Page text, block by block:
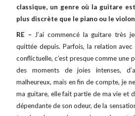
classique, un genre où la guitare
plus discrète que le piano ou le violon
RE –J’ai commencé la guitare très
quittée depuis. Parfois, la relation
conflictuelle, c’est presque comme une
des moments de joies intenses,
malheureux, mais en fin de compte, je
ma guitare, elle fait partie de ma vie et
dépendante de son odeur, de la